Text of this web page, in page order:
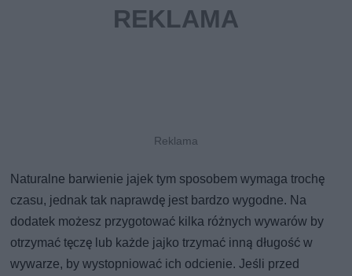
Naturalne barwienie jajek tym sposobem wymaga trochę
czasu, jednak tak naprawdę jest bardzo wygodne. Na
dodatek możesz przygotować kilka różnych wywarów by
otrzymać tęczę lub każde jajko trzymać inną długość w
wywarze, by wystopniować ich odcienie. Jeśli przed